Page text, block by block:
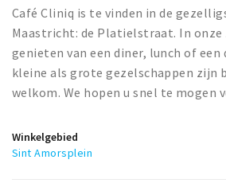
Uitjes & activiteiten
Toeristische routes
Natuurgebieden
Baroniepoorten
Andere City Apps
Café Cliniq is te vinden in de
Maastricht: de Platielstraat. In onze
genieten van een diner, lunch of een
kleine als grote gezelschappen zijn
welkom. We hopen u snel te mogen
Winkelgebied
Sint Amorsplein